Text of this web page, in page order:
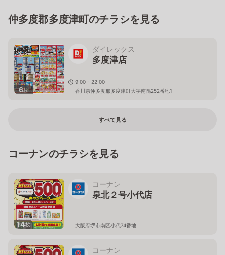
仲多度郡多度津町のチラシを見る
6枚
ダイレックス
多度津店
9:00 - 22:00
香川県仲多度郡多度津町大字南鴨252番地1
すべて見る
コーナンのチラシを見る
14枚
コーナン
泉北２号小代店
大阪府堺市南区小代74番地
コーナン